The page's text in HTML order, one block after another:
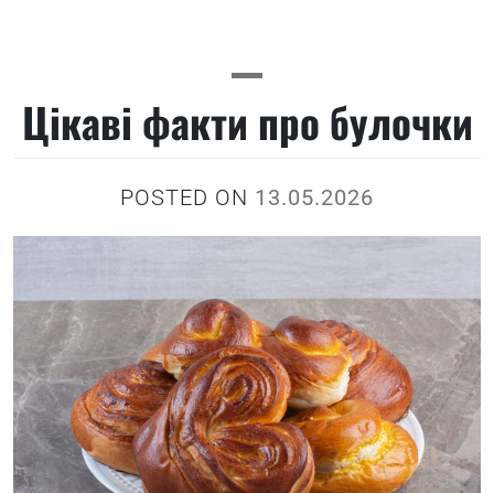
Цікаві факти про булочки
POSTED ON 13.05.2026